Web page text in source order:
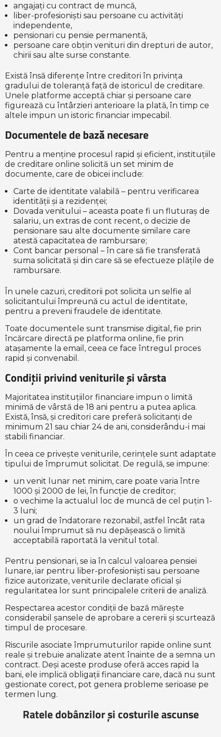
angajați cu contract de muncă,
liber-profesioniști sau persoane cu activități
independente,
pensionari cu pensie permanentă,
persoane care obțin venituri din drepturi de autor,
chirii sau alte surse constante.
Există însă diferențe între creditori în privința
gradului de toleranță față de istoricul de creditare.
Unele platforme acceptă chiar și persoane care
figurează cu întârzieri anterioare la plată, în timp ce
altele impun un istoric financiar impecabil.
Documentele de bază necesare
Pentru a menține procesul rapid și eficient, instituțiile
de creditare online solicită un set minim de
documente, care de obicei include:
Carte de identitate valabilă – pentru verificarea
identității și a rezidenței;
Dovada venitului – aceasta poate fi un fluturaș de
salariu, un extras de cont recent, o decizie de
pensionare sau alte documente similare care
atestă capacitatea de rambursare;
Cont bancar personal – în care să fie transferată
suma solicitată și din care să se efectueze plățile de
rambursare.
În unele cazuri, creditorii pot solicita un selfie al
solicitantului împreună cu actul de identitate,
pentru a preveni fraudele de identitate.
Toate documentele sunt transmise digital, fie prin
încărcare directă pe platforma online, fie prin
atașamente la email, ceea ce face întregul proces
rapid și convenabil.
Condiții privind veniturile și vârsta
Majoritatea instituțiilor financiare impun o limită
minimă de vârstă de 18 ani pentru a putea aplica.
Există, însă, și creditori care preferă solicitanți de
minimum 21 sau chiar 24 de ani, considerându-i mai
stabili financiar.
În ceea ce privește veniturile, cerințele sunt adaptate
tipului de împrumut solicitat. De regulă, se impune:
un venit lunar net minim, care poate varia între
1000 și 2000 de lei, în funcție de creditor;
o vechime la actualul loc de muncă de cel puțin 1-
3 luni;
un grad de îndatorare rezonabil, astfel încât rata
noului împrumut să nu depășească o limită
acceptabilă raportată la venitul total.
Pentru pensionari, se ia în calcul valoarea pensiei
lunare, iar pentru liber-profesioniști sau persoane
fizice autorizate, veniturile declarate oficial și
regularitatea lor sunt principalele criterii de analiză.
Respectarea acestor condiții de bază mărește
considerabil șansele de aprobare a cererii și scurtează
timpul de procesare.
Riscurile asociate împrumuturilor rapide online sunt
reale și trebuie analizate atent înainte de a semna un
contract. Deși aceste produse oferă acces rapid la
bani, ele implică obligații financiare care, dacă nu sunt
gestionate corect, pot genera probleme serioase pe
termen lung.
Ratele dobânzilor și costurile ascunse